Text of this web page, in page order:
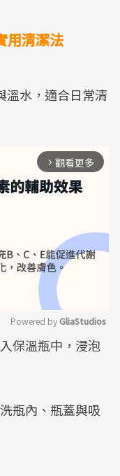
用清潔法
溫水，適合日常清
arrow_forward_ios 觀看更多
Mute
Powered by GliaStudios
保溫瓶中，浸泡
瓶內、瓶蓋與吸